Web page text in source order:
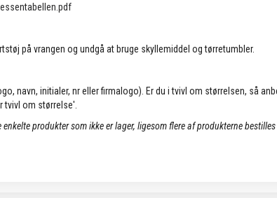
på vrangen og undgå at bruge skyllemiddel og tørretumbler.
navn, initialer, nr eller firmalogo). Er du i tvivl om størrelsen, så
tvivl om størrelse'.
produkter som ikke er lager, ligesom flere af produkterne